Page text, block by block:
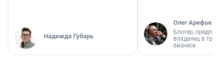
Надежда Губарь
Олег Арефьев
Блогер,
владелец в
бизнесе